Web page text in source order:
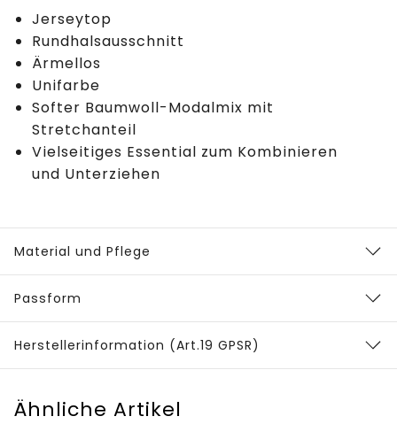
Jerseytop
Rundhalsausschnitt
Ärmellos
Unifarbe
Softer Baumwoll-Modalmix mit
Stretchanteil
Vielseitiges Essential zum Kombinieren
und Unterziehen
Material und Pflege
Passform
Herstellerinformation (Art.19 GPSR)
Ähnliche Artikel